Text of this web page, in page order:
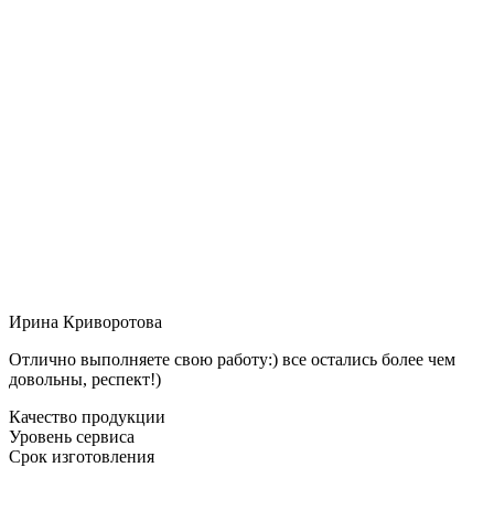
Ирина Криворотова
Отлично выполняете свою работу:) все остались более чем
довольны, респект!)
Качество продукции
Уровень сервиса
Срок изготовления